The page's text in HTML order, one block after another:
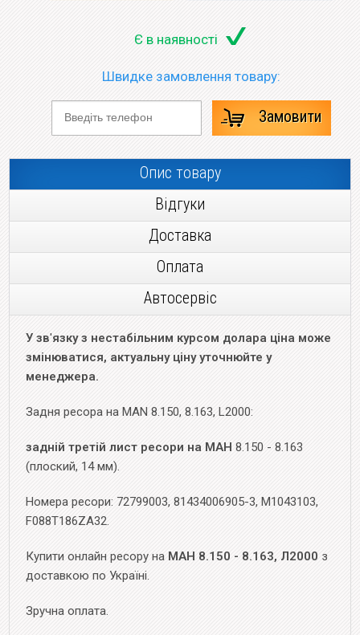
Є в наявності
Швидке замовлення товару:
Замовити
Опис товару
Відгуки
Доставка
Оплата
Автосервіс
У зв'язку з нестабільним курсом долара ціна може
змінюватися, актуальну ціну уточнюйте у
менеджера.
Задня ресора на MAN 8.150, 8.163, L2000:
задній третій лист ресори на МАН 8.150 - 8.163
(плоский, 14 мм).
Номера ресори: 72799003, 81434006905-3, M1043103,
F088T186ZA32.
Купити онлайн ресору на МАН 8.150 - 8.163, Л2000 з
доставкою по Україні.
Зручна оплата.